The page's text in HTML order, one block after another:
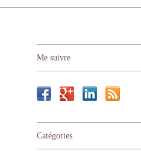
Me suivre
Catégories